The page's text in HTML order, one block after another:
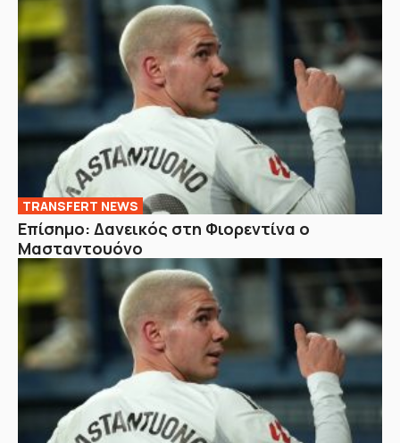
TRANSFERT NEWS
Επίσημο: Δανεικός στη Φιορεντίνα ο
Μασταντουόνο